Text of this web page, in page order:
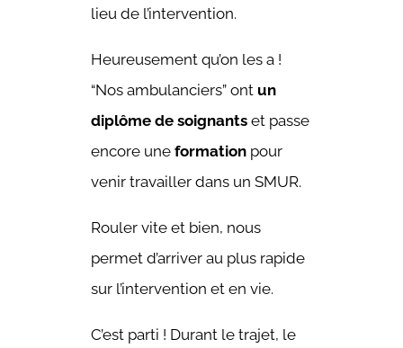
lieu de l’intervention.
Heureusement qu’on les a !
“Nos ambulanciers” ont un
diplôme de soignantset passe
encore une formationpour
venir travailler dans un SMUR.
Rouler vite et bien, nous
permet d’arriver au plus rapide
sur l’intervention et en vie.
C’est parti ! Durant le trajet, le